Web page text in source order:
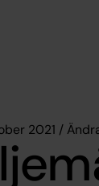
2021 /